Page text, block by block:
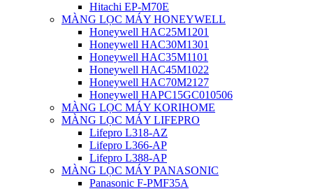
Hitachi EP-M70E
MÀNG LỌC MÁY HONEYWELL
Honeywell HAC25M1201
Honeywell HAC30M1301
Honeywell HAC35M1101
Honeywell HAC45M1022
Honeywell HAC70M2127
Honeywell HAPC15GC010506
MÀNG LỌC MÁY KORIHOME
MÀNG LỌC MÁY LIFEPRO
Lifepro L318-AZ
Lifepro L366-AP
Lifepro L388-AP
MÀNG LỌC MÁY PANASONIC
Panasonic F-PMF35A